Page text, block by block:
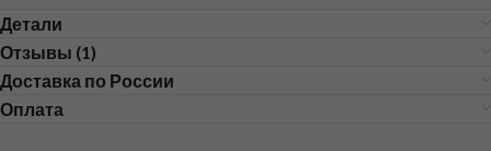
Детали
Отзывы (1)
Доставка по России
Оплата